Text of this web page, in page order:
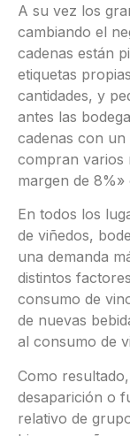
A su vez los
cambiando el
cadenas están
etiquetas
cantidades, y
antes las
cadenas con
compran varios
margen de 8%»
En todos los
de viñedos,
una demanda
distintos
consumo de
de nuevas
al consumo de
Como
desaparición o
relativo de